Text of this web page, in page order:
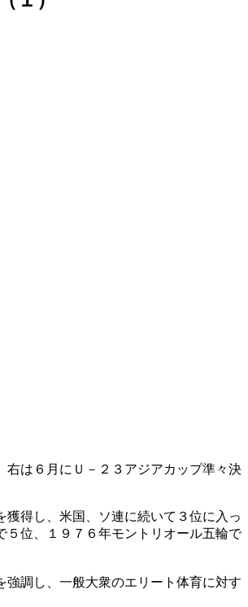
は６月にＵ－２３アジアカップ準々決
得し、米国、ソ連に続いて３位に入っ
位、１９７６年モントリオール五輪で
調し、一般大衆のエリート体育に対す